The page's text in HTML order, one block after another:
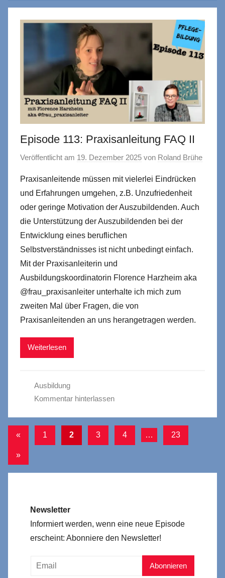
Episode 113: Praxisanleitung FAQ II
Veröffentlicht am 19. Dezember 2025 von Roland Brühe
Praxisanleitende müssen mit vielerlei Eindrücken
und Erfahrungen umgehen, z.B. Unzufriedenheit
oder geringe Motivation der Auszubildenden. Auch
die Unterstützung der Auszubildenden bei der
Entwicklung eines beruflichen
Selbstverständnisses ist nicht unbedingt einfach.
Mit der Praxisanleiterin und
Ausbildungskoordinatorin Florence Harzheim aka
@frau_praxisanleiter unterhalte ich mich zum
zweiten Mal über Fragen, die von
Praxisanleitenden an uns herangetragen werden.
Weiterlesen
Ausbildung
Kommentar hinterlassen
Seitennummerierung
der
Beiträge
« Vorherige
1 2 3 4 … 23
Nächste
»
Newsletter
Informiert werden, wenn eine neue Episode
erscheint: Abonniere den Newsletter!